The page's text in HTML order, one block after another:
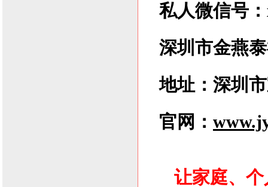
私人微信号：
深圳市金燕
地址：深圳
官网：
让家庭、